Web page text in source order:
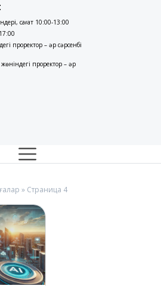
сағат 10:00-13:00
проректор – әр сәрсенбі
проректор – әр
» Страница 4